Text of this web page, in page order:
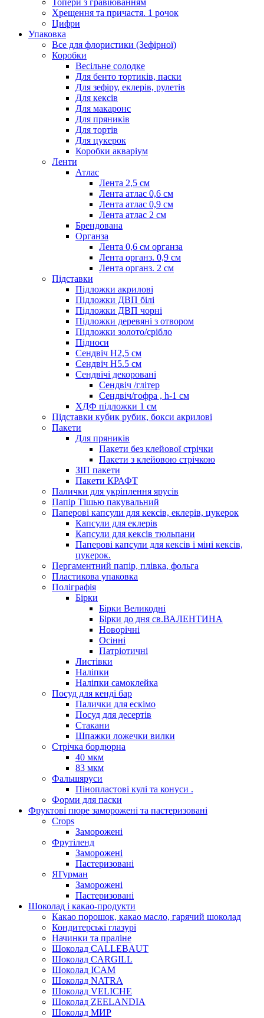
Топери з гравіюванням
Хрещення та причастя. 1 рочок
Цифри
Упаковка
Все для флористики (Зефірної)
Коробки
Весільне солодке
Для бенто тортиків, паски
Для зефіру, еклерів, рулетів
Для кексів
Для макаронс
Для пряників
Для тортів
Для цукерок
Коробки акваріум
Ленти
Атлас
Лента 2,5 см
Лента атлас 0,6 см
Лента атлас 0,9 см
Лента атлас 2 см
Брендована
Органза
Лента 0,6 см органза
Лента органз. 0,9 см
Лента органз. 2 см
Підставки
Підложки акрилові
Підложки ДВП білі
Підложки ДВП чорні
Підложки деревяні з отвором
Підложки золото/срібло
Підноси
Сендвіч H2,5 см
Сендвіч H5.5 см
Сендвічі декоровані
Сендвіч /глітер
Сендвіч/гофра , h-1 см
ХДФ підложки 1 см
Підставки кубик рубик, бокси акрилові
Пакети
Для пряників
Пакети без клейової стрічки
Пакети з клейовою стрічкою
ЗІП пакети
Пакети КРАФТ
Палички для укріплення ярусів
Папір Тішью пакувальний
Паперові капсули для кексів, еклерів, цукерок
Капсули для еклерів
Капсули для кексів тюльпани
Паперові капсули для кексів і міні кексів,
цукерок.
Пергаментний папір, плівка, фольга
Пластикова упаковка
Поліграфія
Бірки
Бірки Великодні
Бірки до дня св.ВАЛЕНТИНА
Новорічні
Осінні
Патріотичні
Листівки
Наліпки
Наліпки самоклейка
Посуд для кенді бар
Палички для ескімо
Посуд для десертів
Стакани
Шпажки ложечки вилки
Стрічка бордюрна
40 мкм
83 мкм
Фальшяруси
Пінопластові кулі та конуси .
Форми для паски
Фруктові пюре заморожені та пастеризовані
Crops
Заморожені
Фрутіленд
Заморожені
Пастеризовані
ЯГурман
Заморожені
Пастеризовані
Шоколад і какао-продукти
Какао порошок, какао масло, гарячий шоколад
Кондитерські глазурі
Начинки та праліне
Шоколад CALLEBAUT
Шоколад CARGILL
Шоколад ICAM
Шоколад NATRA
Шоколад VELICHE
Шоколад ZEELANDIA
Шоколад МИР